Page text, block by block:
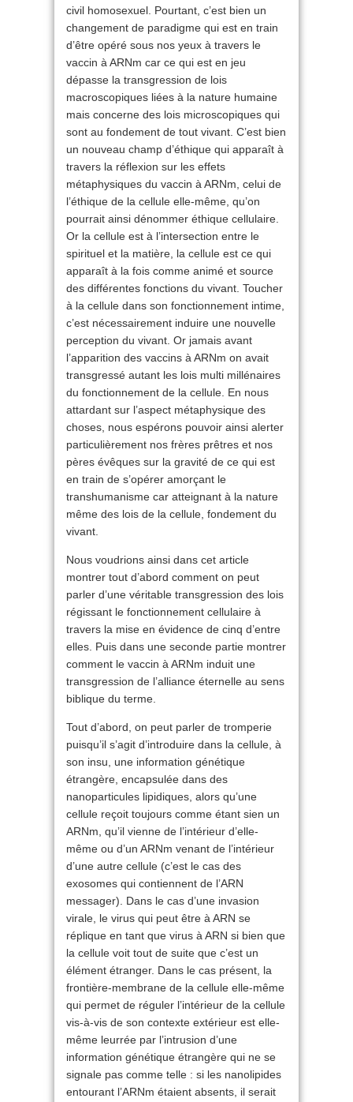
civil homosexuel. Pourtant, c’est bien un
changement de paradigme qui est en train
d’être opéré sous nos yeux à travers le
vaccin à ARNm car ce qui est en jeu
dépasse la transgression de lois
macroscopiques liées à la nature humaine
mais concerne des lois microscopiques qui
sont au fondement de tout vivant. C’est bien
un nouveau champ d’éthique qui apparaît à
travers la réflexion sur les effets
métaphysiques du vaccin à ARNm, celui de
l’éthique de la cellule elle-même, qu’on
pourrait ainsi dénommer éthique cellulaire.
Or la cellule est à l’intersection entre le
spirituel et la matière, la cellule est ce qui
apparaît à la fois comme animé et source
des différentes fonctions du vivant. Toucher
à la cellule dans son fonctionnement intime,
c’est nécessairement induire une nouvelle
perception du vivant. Or jamais avant
l’apparition des vaccins à ARNm on avait
transgressé autant les lois multi millénaires
du fonctionnement de la cellule. En nous
attardant sur l’aspect métaphysique des
choses, nous espérons pouvoir ainsi alerter
particulièrement nos frères prêtres et nos
pères évêques sur la gravité de ce qui est
en train de s’opérer amorçant le
transhumanisme car atteignant à la nature
même des lois de la cellule, fondement du
vivant.
Nous voudrions ainsi dans cet article
montrer tout d’abord comment on peut
parler d’une véritable transgression des lois
régissant le fonctionnement cellulaire à
travers la mise en évidence de cinq d’entre
elles. Puis dans une seconde partie montrer
comment le vaccin à ARNm induit une
transgression de l’alliance éternelle au sens
biblique du terme.
Tout d’abord, on peut parler de tromperie
puisqu’il s’agit d’introduire dans la cellule, à
son insu, une information génétique
étrangère, encapsulée dans des
nanoparticules lipidiques, alors qu’une
cellule reçoit toujours comme étant sien un
ARNm, qu’il vienne de l’intérieur d’elle-
même ou d’un ARNm venant de l’intérieur
d’une autre cellule (c’est le cas des
exosomes qui contiennent de l’ARN
messager). Dans le cas d’une invasion
virale, le virus qui peut être à ARN se
réplique en tant que virus à ARN si bien que
la cellule voit tout de suite que c’est un
élément étranger. Dans le cas présent, la
frontière-membrane de la cellule elle-même
qui permet de réguler l’intérieur de la cellule
vis-à-vis de son contexte extérieur est elle-
même leurrée par l’intrusion d’une
information génétique étrangère qui ne se
signale pas comme telle : si les nanolipides
entourant l’ARNm étaient absents, il serait